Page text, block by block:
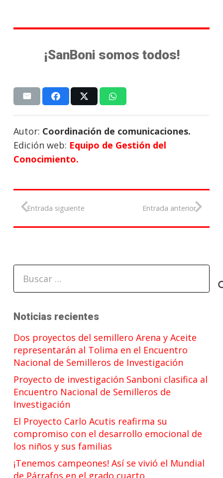
¡SanBoni somos todos!
Autor: Coordinación de comunicaciones.
Edición web: Equipo de Gestión del
Conocimiento.
Entrada siguiente Entrada anterior
Noticias recientes
Dos proyectos del semillero Arena y Aceite
representarán al Tolima en el Encuentro
Nacional de Semilleros de Investigación
Proyecto de investigación Sanboni clasifica al
Encuentro Nacional de Semilleros de
Investigación
El Proyecto Carlo Acutis reafirma su
compromiso con el desarrollo emocional de
los niños y sus familias
¡Tenemos campeones! Así se vivió el Mundial
de Párrafos en el grado cuarto